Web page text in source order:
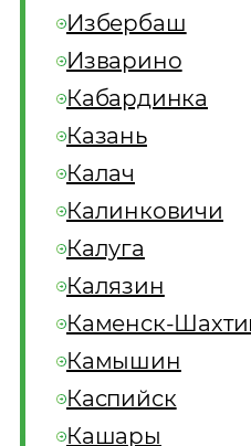
Избербаш
Изварино
Кабардинка
Казань
Калач
Калинковичи
Калуга
Калязин
Каменск-
Камышин
Каспийск
Кашары